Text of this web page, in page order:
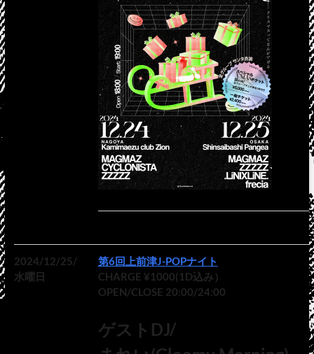
2024/12/25/
水曜日
第6回上前津J-POPナイト
CHARGE ¥1000(1D込み）
OPEN/CLOSE 20:00/24:00
ゲストDJ/